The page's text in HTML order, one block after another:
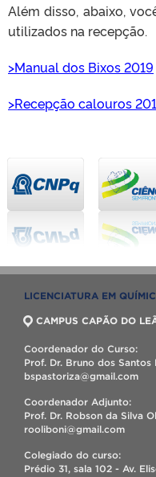
Além disso, abaixo,
utilizados na recepção.
>Manual dos Bixos 2019
>Recepção calouros
LICENCIATURA EM
CAMPUS CAPÃO DO
Coordenador do Curso:
Prof. Dr. Bruno dos Santos
bspastoriza@gmail.com
Coordenador Adjunto:
Prof. Dr. Robson da Silva
rooliboni@gmail.com
Colegiado do curso:
Prédio 31, sala 102 - Av.